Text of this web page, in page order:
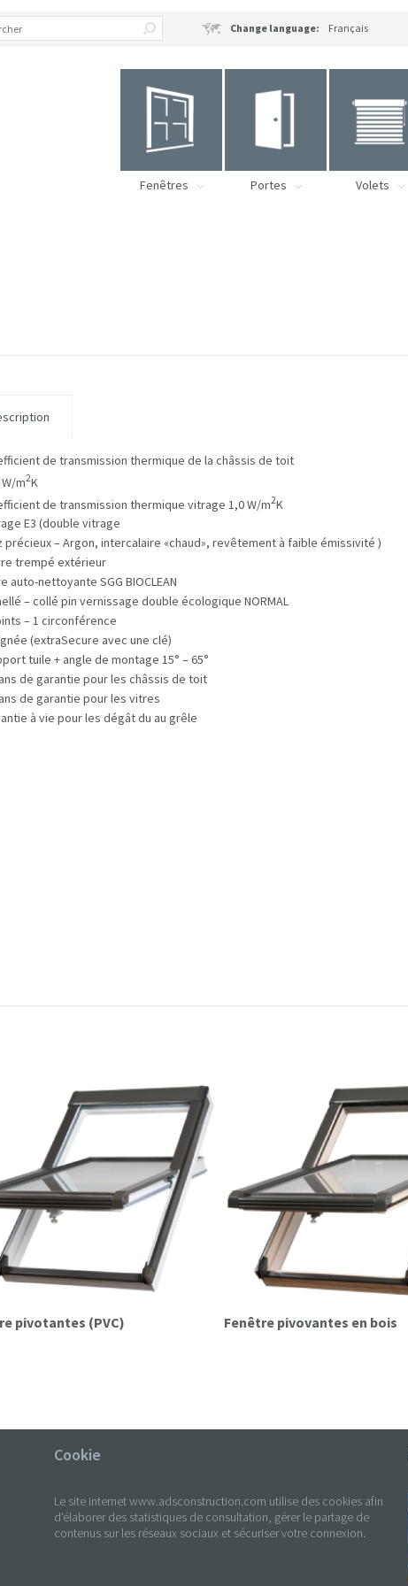
Change language: Français
Fenêtres Portes Volets
de transmission thermique de la châssis de toit
m2K
de transmission thermique vitrage 1,0 W/m2K
E3 (double vitrage
précieux – Argon, intercalaire «chaud», revêtement à faible émissivité )
trempé extérieur
auto-nettoyante SGG BIOCLEAN
– collé pin vernissage double écologique NORMAL
– 1 circonférence
(extraSecure avec une clé)
tuile + angle de montage 15° – 65°
de garantie pour les châssis de toit
de garantie pour les vitres
à vie pour les dégât du au grêle
pivotantes (PVC) Fenêtre pivovantes en bois
Cookie
Le site internet www.adsconstruction.com utilise des cookies afin
d'élaborer des statistiques de consultation, gérer le partage de
contenus sur les réseaux sociaux et sécuriser votre connexion.